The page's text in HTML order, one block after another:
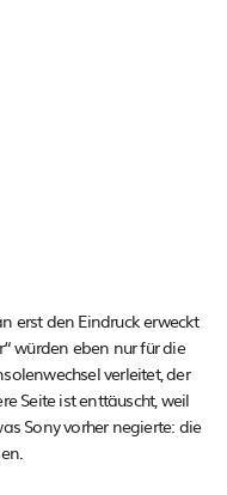
erst den Eindruck erweckt
würden eben nur für die
verleitet, der
Seite ist enttäuscht, weil
Sony vorher negierte: die